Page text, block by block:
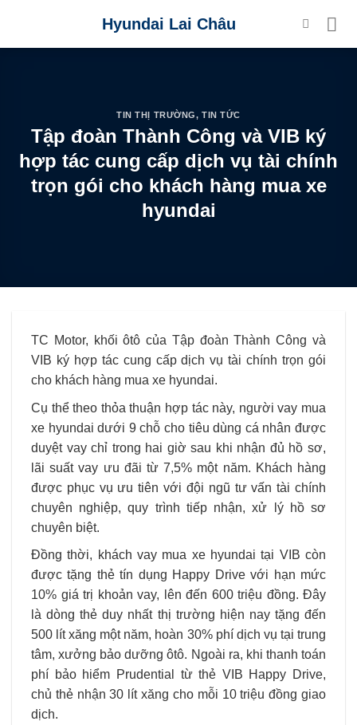
content
Hyundai Lai Châu
TIN THỊ TRƯỜNG,TIN TỨC
Tập đoàn Thành Công và VIB ký
hợp tác cung cấp dịch vụ tài chính
trọn gói cho khách hàng mua xe
hyundai
TC Motor, khối ôtô của Tập đoàn Thành Công và
VIB ký hợp tác cung cấp dịch vụ tài chính trọn gói
cho khách hàng mua xe hyundai.
Cụ thể theo thỏa thuận hợp tác này, người vay mua
xe hyundai dưới 9 chỗ cho tiêu dùng cá nhân được
duyệt vay chỉ trong hai giờ sau khi nhận đủ hồ sơ,
lãi suất vay ưu đãi từ 7,5% một năm. Khách hàng
được phục vụ ưu tiên với đội ngũ tư vấn tài chính
chuyên nghiệp, quy trình tiếp nhận, xử lý hồ sơ
chuyên biệt.
Đồng thời, khách vay mua xe hyundai tại VIB còn
được tặng thẻ tín dụng Happy Drive với hạn mức
10% giá trị khoản vay, lên đến 600 triệu đồng. Đây
là dòng thẻ duy nhất thị trường hiện nay tặng đến
500 lít xăng một năm, hoàn 30% phí dịch vụ tại trung
tâm, xưởng bảo dưỡng ôtô. Ngoài ra, khi thanh toán
phí bảo hiểm Prudential từ thẻ VIB Happy Drive,
chủ thẻ nhận 30 lít xăng cho mỗi 10 triệu đồng giao
dịch.